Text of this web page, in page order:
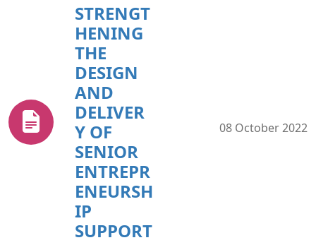
STRENGT
HENING
THE
DESIGN
AND
DELIVER
Y OF
SENIOR
ENTREPR
ENEURSH
IP
SUPPORT
08 October 2022